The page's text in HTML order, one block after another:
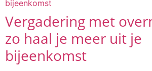
Vergadering met
zo haal je meer uit je
bijeenkomst